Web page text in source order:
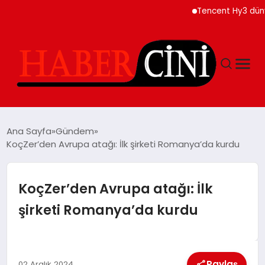
Tencent Hy3 dünya
GÜNCEL
Ana Sayfa Gündem
KoçZer’den Avrupa atağı: İlk şirketi Romanya’da kurdu
KoçZer’den Avrupa atağı: İlk
şirketi Romanya’da kurdu